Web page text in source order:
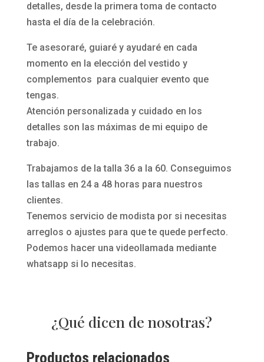
detalles, desde la primera toma de contacto
hasta el día de la celebración.
Te asesoraré, guiaré y ayudaré en cada
momento en la elección del vestido y
complementos para cualquier evento que
tengas.
Atención personalizada y cuidado en los
detalles son las máximas de mi equipo de
trabajo.
Trabajamos de la talla 36 a la 60. Conseguimos
las tallas en 24 a 48 horas para nuestros
clientes.
Tenemos servicio de modista por si necesitas
arreglos o ajustes para que te quede perfecto.
Podemos hacer una videollamada mediante
whatsapp si lo necesitas.
¿Qué dicen de nosotras?
Productos relacionados